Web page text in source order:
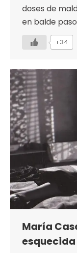
doses de
en balde
+34
María
esquecida